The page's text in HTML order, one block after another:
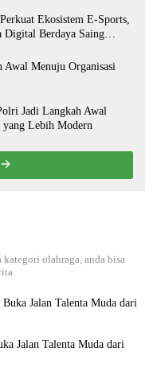
Ekosistem E-Sports,
Berdaya Saing
Jadi Langkah Awal
yang Lebih Modern
olahraga, anda bisa
Jalan Talenta Muda dari